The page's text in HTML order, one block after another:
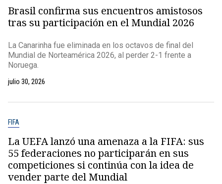
Brasil confirma sus encuentros amistosos
tras su participación en el Mundial 2026
La Canarinha fue eliminada en los octavos de final del
Mundial de Norteamérica 2026, al perder 2-1 frente a
Noruega.
julio 30, 2026
FIFA
La UEFA lanzó una amenaza a la FIFA: sus
55 federaciones no participarán en sus
competiciones si continúa con la idea de
vender parte del Mundial